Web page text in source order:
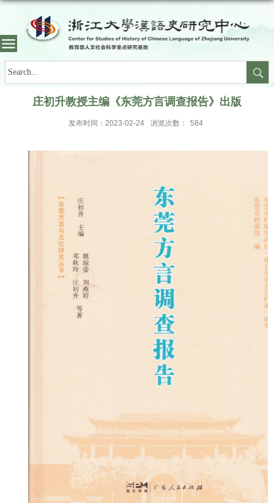
庄初升教授主编《东莞方言调查报告》出版
发布时间：2023-02-24 浏览次数： 584